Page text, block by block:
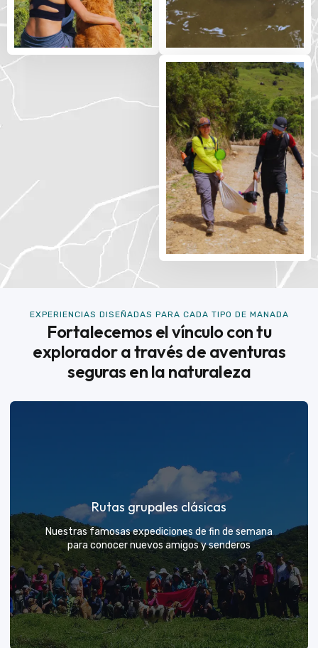
EXPERIENCIAS DISEÑADAS PARA CADA TIPO DE MANADA
Fortalecemos el vínculo con tu
explorador a través de aventuras
seguras en la naturaleza
Rutas grupales clásicas
Nuestras famosas expediciones de fin de semana
para conocer nuevos amigos y senderos